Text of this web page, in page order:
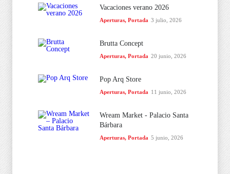
Vacaciones verano 2026
Aperturas, Portada 3 julio, 2026
Brutta Concept
Aperturas, Portada 20 junio, 2026
Pop Arq Store
Aperturas, Portada 11 junio, 2026
Wream Market - Palacio Santa
Bárbara
Aperturas, Portada 5 junio, 2026